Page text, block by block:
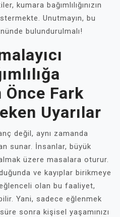
kumara bağımlılığınızın
Unutmayın, bu
bulundurulmalı!
Önce Fark
Uyarılar
değil, aynı zamanda
sunar. İnsanlar, büyük
üzere masalara oturur.
ve kayıplar birikmeye
olan bu faaliyet,
Yani, sadece eğlenmek
sonra kişisel yaşamınızı